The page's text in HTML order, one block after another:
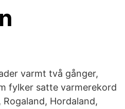
varmt två gånger,
fylker satte varmerekord
Hordaland,